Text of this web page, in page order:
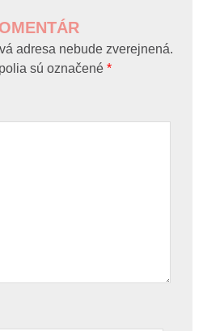
adresa nebude zverejnená.
sú označené*